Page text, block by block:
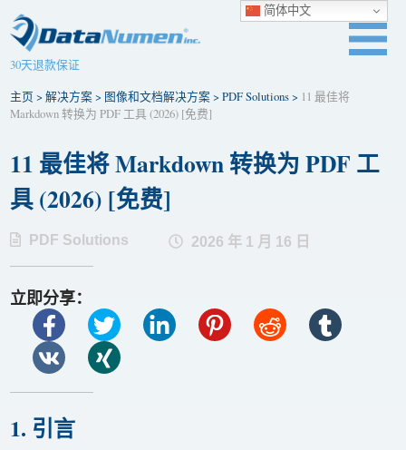
30天退款保证
主页 >解决方案> 图像和文档解决方案>PDF Solutions> 11 最佳将
Markdown 转换为 PDF 工具 (2026) [免费]
11 最佳将 Markdown 转换为 PDF 工
具 (2026) [免费]
PDF Solutions 2026 年 1 月 16 日
立即分享：
1. 引言
简体中文